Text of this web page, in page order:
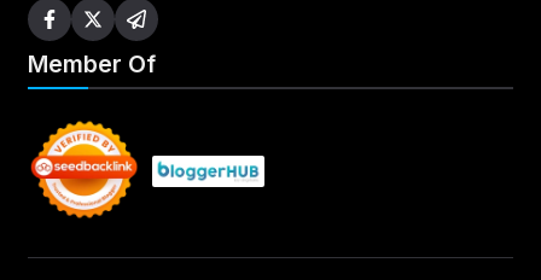
Member Of